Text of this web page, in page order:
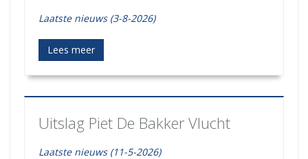
Laatste nieuws (3-8-2026)
Lees meer
Uitslag Piet De Bakker Vlucht
Laatste nieuws (11-5-2026)